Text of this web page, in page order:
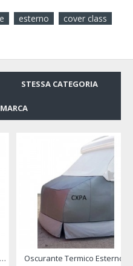
esterno
cover class
STESSA CATEGORIA
Oscurante Termico Esterno Cxpa Copricofano per Fiat Ducato 07/2002 - 06/2006